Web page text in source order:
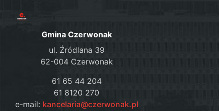
Gmina Czerwonak
ul. Źródlana 39
62-004 Czerwonak
61 65 44 204
61 8120 270
e-mail: kancelaria@czerwonak.pl